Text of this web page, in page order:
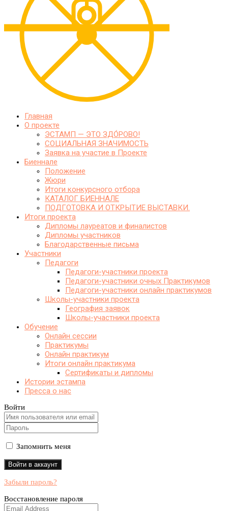
Главная
О проекте
ЭСТАМП — ЭТО ЗДО́РОВО!
СОЦИАЛЬНАЯ ЗНАЧИМОСТЬ
Заявка на участие в Проекте
Биеннале
Положение
Жюри
Итоги конкурсного отбора
КАТАЛОГ БИЕННАЛЕ
ПОДГОТОВКА И ОТКРЫТИЕ ВЫСТАВКИ.
Итоги проекта
Дипломы лауреатов и финалистов
Дипломы участников
Благодарственные письма
Участники
Педагоги
Педагоги-участники проекта
Педагоги-участники очных Практикумов
Педагоги-участники онлайн практикумов
Школы-участники проекта
География заявок
Школы-участники проекта
Обучение
Онлайн сессии
Практикумы
Онлайн практикум
Итоги онлайн практикума
Сертификаты и дипломы
Истории эстампа
Пресса о нас
Войти
Запомнить меня
Забыли пароль?
Восстановление пароля